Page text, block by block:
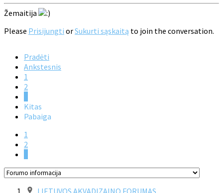
Žemaitija
Please Prisijungti orSukurti sąskaitą to join the conversation.
Pradėti
Ankstesnis
1
2
Kitas
Pabaiga
1
2